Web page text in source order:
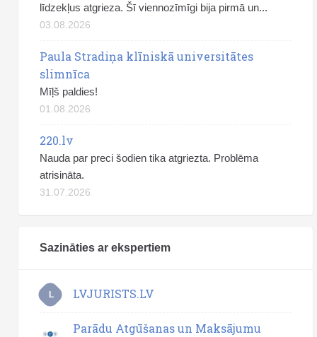
līdzekļus atgrieza. Šī viennozīmīgi bija pirmā un...
03.08.2026
Paula Stradiņa klīniskā universitātes
slimnīca
Mīļš paldies!
01.08.2026
220.lv
Nauda par preci šodien tika atgriezta. Problēma
atrisināta.
31.07.2026
Sazināties ar ekspertiem
L LVJURISTS.LV
Parādu Atgūšanas un Maksājumu